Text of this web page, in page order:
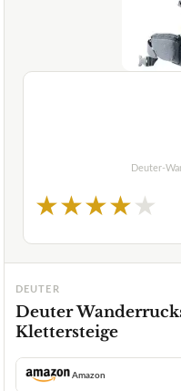
Deuter-
★★★★★
DEUTER
Deuter
Klettersteige
Amazon